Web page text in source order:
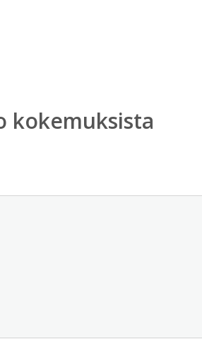
kokemuksista